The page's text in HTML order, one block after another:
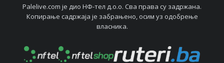
Palelive.com јe дио НФ-тeл д.о.о. Сва права су задржана.
Копирањe садржаја јe забрањeно, осим уз одобрeњe
власника.